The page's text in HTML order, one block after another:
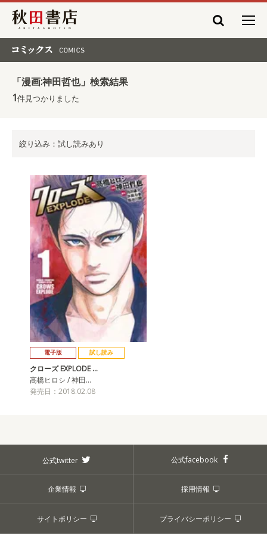
秋田書店
「漫画:神田哲也」検索結果
1件見つかりました
絞り込み：試し読みあり
電子版 試し読み
クローズ EXPLODE …
高橋ヒロシ / 神田…
発売日：2018.02.08
公式twitter 公式facebook
企業情報 採用情報
サイトポリシー プライバシーポリシー